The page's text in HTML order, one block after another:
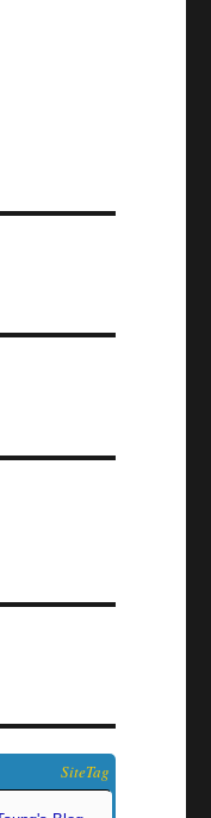
SiteTag